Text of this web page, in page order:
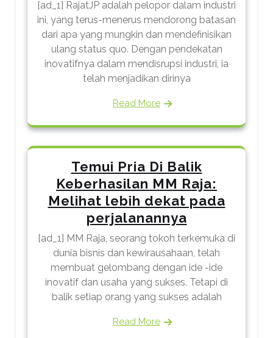
[ad_1] RajatJP adalah pelopor dalam industri
ini, yang terus-menerus mendorong batasan
dari apa yang mungkin dan mendefinisikan
ulang status quo. Dengan pendekatan
inovatifnya dalam mendisrupsi industri, ia
telah menjadikan dirinya
Read More
Temui Pria Di Balik
Keberhasilan MM Raja:
Melihat lebih dekat pada
perjalanannya
[ad_1] MM Raja, seorang tokoh terkemuka di
dunia bisnis dan kewirausahaan, telah
membuat gelombang dengan ide -ide
inovatif dan usaha yang sukses. Tetapi di
balik setiap orang yang sukses adalah
Read More